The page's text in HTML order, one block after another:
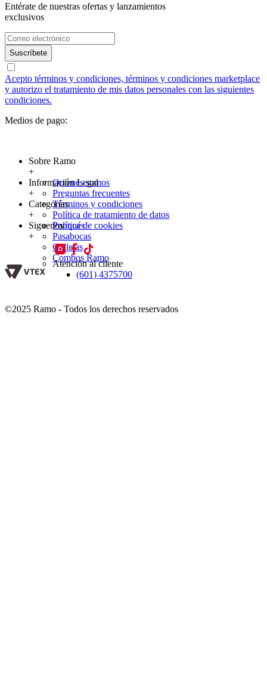
Entérate de nuestras ofertas y lanzamientos
exclusivos
Suscríbete
Acepto términos y condiciones, términos y condiciones marketplace
y autorizo el tratamiento de mis datos personales con las siguientes
condiciones.
Medios de pago:
Sobre Ramo
+
Quienes somos
Preguntas frecuentes
Información Legal
+
Términos y condiciones
Política de tratamiento de datos
Política de cookies
Categorías
+
Ponqués
Pasabocas
Galletas
Combos Ramo
Siguenos
+
Atención al cliente
(601) 4375700
©2025 Ramo - Todos los derechos reservados